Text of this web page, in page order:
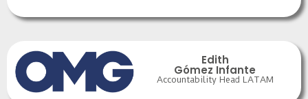
Edith
Gómez Infante
Accountability Head LATAM